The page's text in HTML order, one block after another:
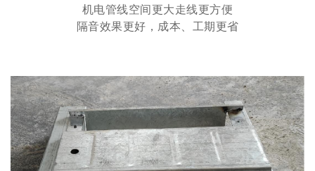
机电管线空间更大走线更方便
隔音效果更好，成本、工期更省